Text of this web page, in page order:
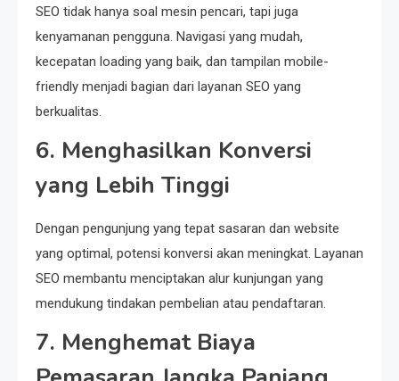
SEO tidak hanya soal mesin pencari, tapi juga
kenyamanan pengguna. Navigasi yang mudah,
kecepatan loading yang baik, dan tampilan mobile-
friendly menjadi bagian dari layanan SEO yang
berkualitas.
6. Menghasilkan Konversi
yang Lebih Tinggi
Dengan pengunjung yang tepat sasaran dan website
yang optimal, potensi konversi akan meningkat. Layanan
SEO membantu menciptakan alur kunjungan yang
mendukung tindakan pembelian atau pendaftaran.
7. Menghemat Biaya